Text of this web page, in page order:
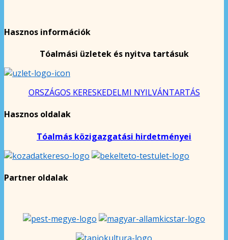
Hasznos információk
Tóalmási üzletek és nyitva tartásuk
ORSZÁGOS KERESKEDELMI NYILVÁNTARTÁS
Hasznos oldalak
Tóalmás közigazgatási hirdetményei
Partner oldalak